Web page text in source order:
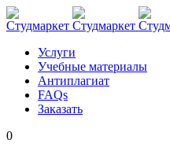
Услуги
Учебные материалы
Антиплагиат
FAQs
Заказать
0